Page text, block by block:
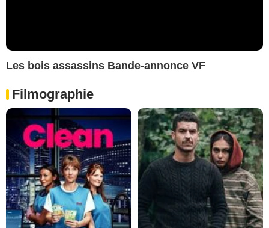
Les bois assassins Bande-annonce VF
Filmographie